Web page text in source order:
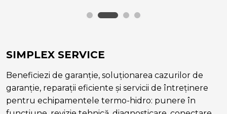
SIMPLEX SERVICE
Beneficiezi de garanție, soluționarea cazurilor de
garanție, reparații eficiente și servicii de întreținere
pentru echipamentele termo-hidro: punere în